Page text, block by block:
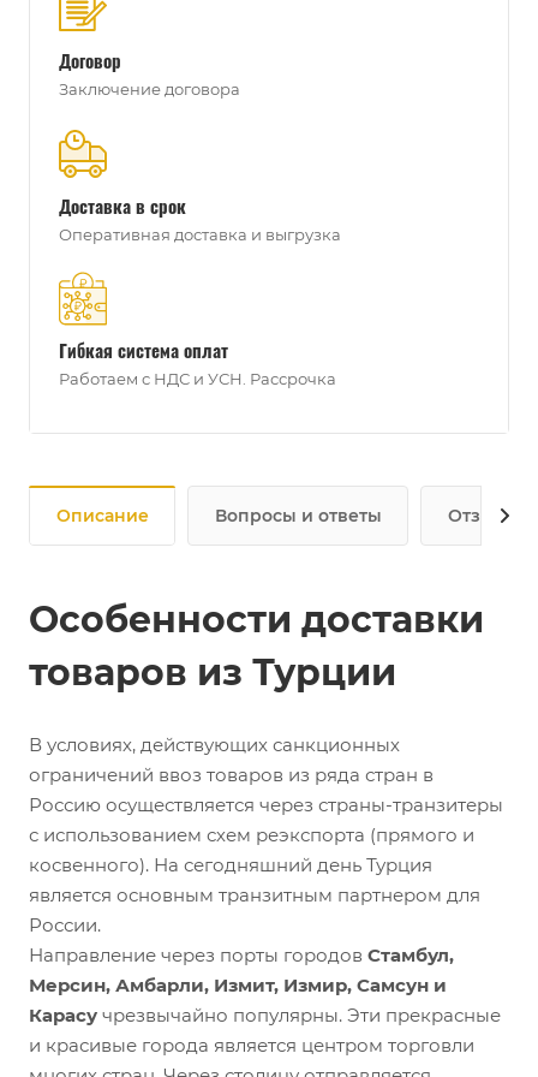
Договор
Заключение договора
Доставка в срок
Оперативная доставка и выгрузка
Гибкая система оплат
Работаем с НДС и УСН. Рассрочка
Описание Вопросы и ответы Отзывы
Особенности доставки
товаров из Турции
В условиях, действующих санкционных
ограничений ввоз товаров из ряда стран в
Россию осуществляется через страны-транзитеры
с использованием схем реэкспорта (прямого и
косвенного). На сегодняшний день Турция
является основным транзитным партнером для
России.
Направление через порты городов Стамбул,
Мерсин, Амбарли, Измит, Измир, Самсун и
Карасу чрезвычайно популярны. Эти прекрасные
и красивые города является центром торговли